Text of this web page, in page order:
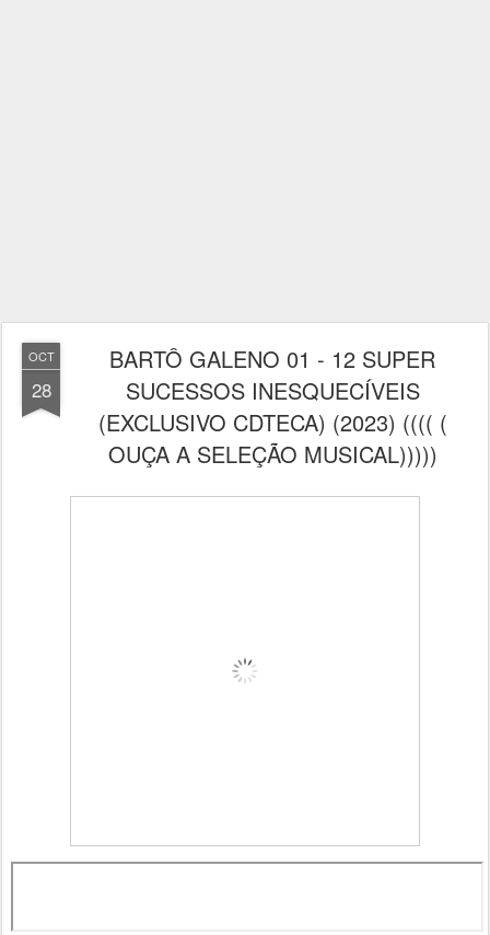
OCT
28
BARTÔ GALENO 01 - 12 SUPER
SUCESSOS INESQUECÍVEIS
(EXCLUSIVO CDTECA) (2023) (((( (
OUÇA A SELEÇÃO MUSICAL)))))